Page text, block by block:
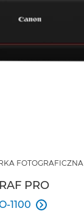
FOTOGRAFICZNA
PRO
1100 